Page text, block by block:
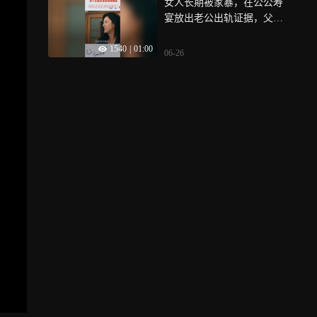
1540 01:00
女人长期被家暴，在公公寿
宴放出老公出轨证据，父亲
06-26